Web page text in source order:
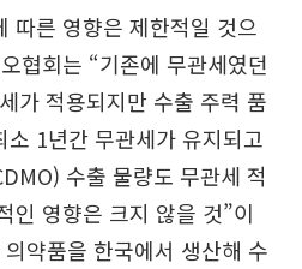
따른 영향은 제한적일 것으
협회는 “기존에 무관세였던
가 적용되지만 수출 주력 품
1년간 무관세가 유지되고
수출 물량도 무관세 적
인 영향은 크지 않을 것”이
약품을 한국에서 생산해 수